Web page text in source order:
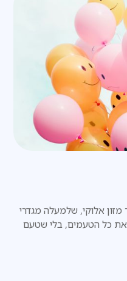
אלוקי, שלמעלה מגדרי
את כל הטעמים, בלי שטעם